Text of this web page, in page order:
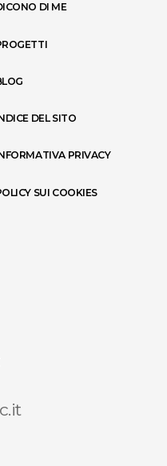
DI ME
DEL SITO
PRIVACY
SUI COOKIES